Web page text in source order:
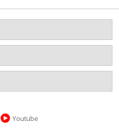
Youtube